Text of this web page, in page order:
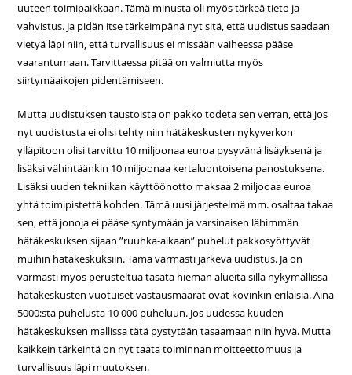
uuteen toimipaikkaan. Tämä minusta oli myös tärkeä tieto ja
vahvistus. Ja pidän itse tärkeimpänä nyt sitä, että uudistus saadaan
vietyä läpi niin, että turvallisuus ei missään vaiheessa pääse
vaarantumaan. Tarvittaessa pitää on valmiutta myös
siirtymäaikojen pidentämiseen.
Mutta uudistuksen taustoista on pakko todeta sen verran, että jos
nyt uudistusta ei olisi tehty niin hätäkeskusten nykyverkon
ylläpitoon olisi tarvittu 10 miljoonaa euroa pysyvänä lisäyksenä ja
lisäksi vähintäänkin 10 miljoonaa kertaluontoisena panostuksena.
Lisäksi uuden tekniikan käyttöönotto maksaa 2 miljooaa euroa
yhtä toimipistettä kohden. Tämä uusi järjestelmä mm. osaltaa takaa
sen, että jonoja ei pääse syntymään ja varsinaisen lähimmän
hätäkeskuksen sijaan ”ruuhka-aikaan” puhelut pakkosyöttyvät
muihin hätäkeskuksiin. Tämä varmasti järkevä uudistus. Ja on
varmasti myös perusteltua tasata hieman alueita sillä nykymallissa
hätäkeskusten vuotuiset vastausmäärät ovat kovinkin erilaisia. Aina
5000:sta puhelusta 10 000 puheluun. Jos uudessa kuuden
hätäkeskuksen mallissa tätä pystytään tasaamaan niin hyvä. Mutta
kaikkein tärkeintä on nyt taata toiminnan moitteettomuus ja
turvallisuus läpi muutoksen.